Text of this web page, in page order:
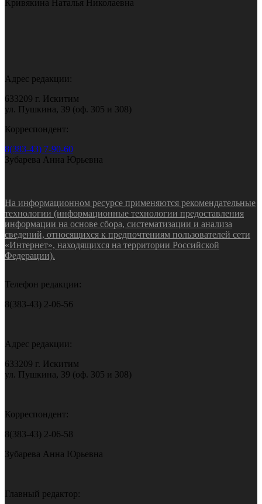
Кривякина Наталья Николаевна
Адрес редакции:
633209 г. Искитим
ул. Пушкина, 39 (оф. 305 и 308)
Корреспондент:
8(383-43) 7-90-60
Зубарева Анна Юрьевна
На информационном ресурсе применяются рекомендательные
технологии (информационные технологии предоставления
информации на основе сбора, систематизации и анализа
сведений, относящихся к предпочтениям пользователей сети
«Интернет», находящихся на территории Российской
Федерации).
Телефон редакции:
8(383-43) 2-06-56
Адрес редакции:
633209 г. Искитим
ул. Пушкина, 39 (оф. 305 и 308)
Корреспондент:
8(383-43) 2-06-58
Зубарева Анна Юрьевна
Главный редактор: